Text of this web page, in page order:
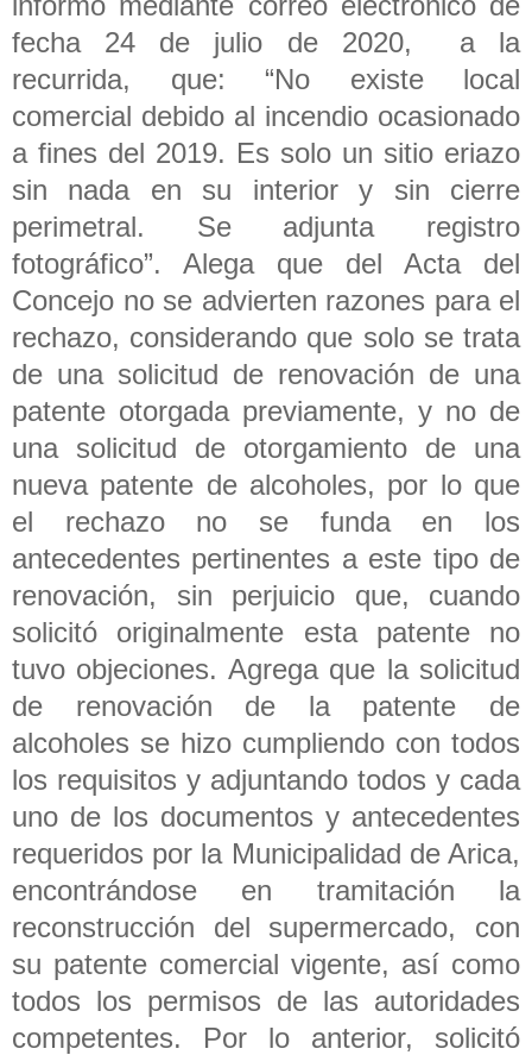
fecha 24 de julio de 2020, a la
recurrida, que: “No existe local
comercial debido al incendio ocasionado
a fines del 2019. Es solo un sitio eriazo
sin nada en su interior y sin cierre
perimetral. Se adjunta registro
fotográfico”. Alega que del Acta del
Concejo no se advierten razones para el
rechazo, considerando que solo se trata
de una solicitud de renovación de una
patente otorgada previamente, y no de
una solicitud de otorgamiento de una
nueva patente de alcoholes, por lo que
el rechazo no se funda en los
antecedentes pertinentes a este tipo de
renovación, sin perjuicio que, cuando
solicitó originalmente esta patente no
tuvo objeciones. Agrega que la solicitud
de renovación de la patente de
alcoholes se hizo cumpliendo con todos
los requisitos y adjuntando todos y cada
uno de los documentos y antecedentes
requeridos por la Municipalidad de Arica,
encontrándose en tramitación la
reconstrucción del supermercado, con
su patente comercial vigente, así como
todos los permisos de las autoridades
competentes. Por lo anterior, solicitó